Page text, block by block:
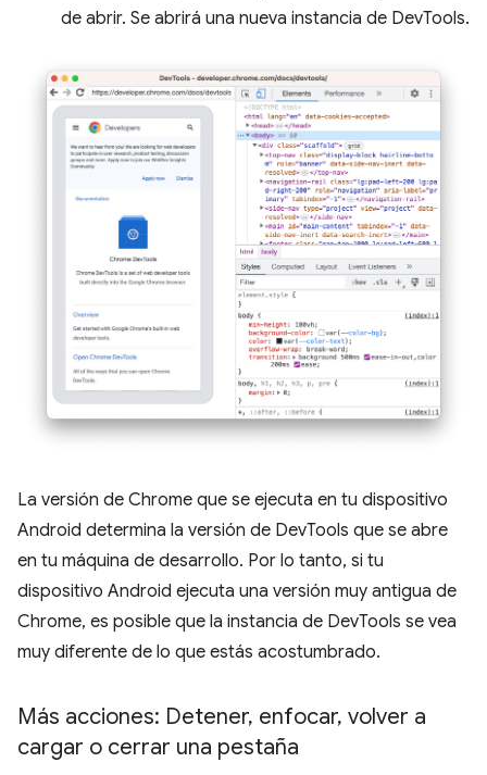
de abrir. Se abrirá una nueva instancia de DevTools.
La versión de Chrome que se ejecuta en tu dispositivo
Android determina la versión de DevTools que se abre
en tu máquina de desarrollo. Por lo tanto, si tu
dispositivo Android ejecuta una versión muy antigua de
Chrome, es posible que la instancia de DevTools se vea
muy diferente de lo que estás acostumbrado.
Más acciones: Detener, enfocar, volver a
cargar o cerrar una pestaña